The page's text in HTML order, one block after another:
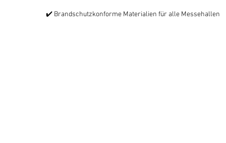
✔️ Brandschutzkonforme Materialien für alle Messehallen